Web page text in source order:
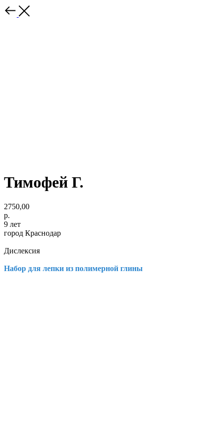
Тимофей Г.
2750,00
р.
9 лет
город Краснодар
Дислексия
Набор для лепки из полимерной глины